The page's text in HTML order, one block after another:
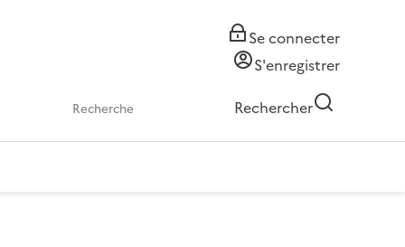
Se connecter
S'enregistrer
Rechercher